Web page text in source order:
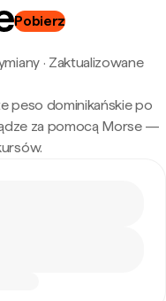
Pobierz
· Zaktualizowane
peso dominikańskie po
za pomocą Morse —